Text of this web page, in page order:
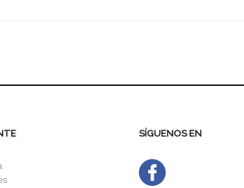
SÍGUENOS EN